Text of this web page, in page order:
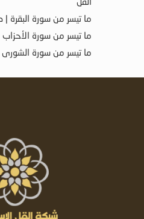
ما تيسر من سورة البقرة |
ما تيسر من سورة
ما تيسر من سورة الشورى